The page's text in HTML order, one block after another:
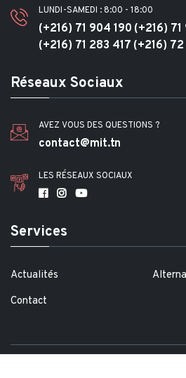
LUNDI-SAMEDI : 8:00 - 18:00
(+216) 71 904 190 (+216) 71
(+216) 71 283 417 (+216)
Réseaux Sociaux
AVEZ VOUS DES QUESTIONS ?
contact@mit.tn
LES RÉSEAUX SOCIAUX
Services
Actualités
Contact